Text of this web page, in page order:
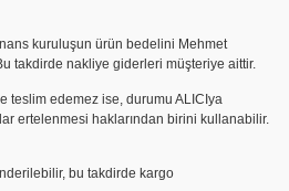
kuruluşun ürün bedelini Mehmet
takdirde nakliye giderleri müşteriye aittir.
teslim edemez ise, durumu ALICIya
ertelenmesi haklarından birini kullanabilir.
bu takdirde kargo